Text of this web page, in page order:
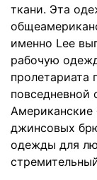
ткани. Эта
именно Lee
рабочую
пролетариата
джинсовых
одежды для